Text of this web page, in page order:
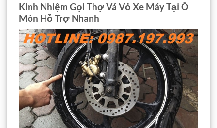
Kinh Nhiệm Gọi Thợ Vá Vỏ Xe Máy Tại Ô
Môn Hỗ Trợ Nhanh